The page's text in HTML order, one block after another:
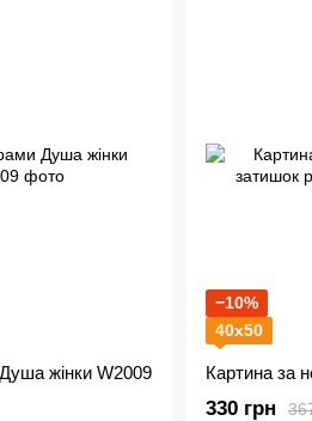
жінки W2009
−10%
40х50
330 грн